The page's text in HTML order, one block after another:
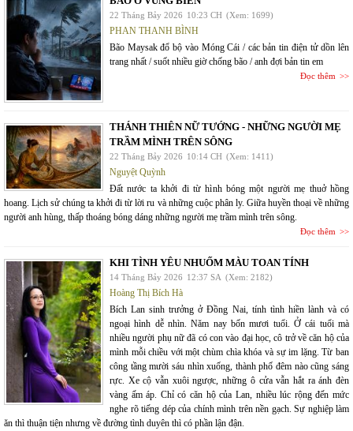
22 Tháng Bảy 2026 10:23 CH (Xem: 1699)
PHAN THANH BÌNH
Bão Maysak đổ bộ vào Móng Cái / các bản tin điện tử dồn lên
trang nhất / suốt nhiều giờ chống bão / anh đợi bản tin em
Đọc thêm
THÁNH THIÊN NỮ TƯỚNG - NHỮNG NGƯỜI MẸ
TRẦM MÌNH TRÊN SÔNG
22 Tháng Bảy 2026 10:14 CH (Xem: 1411)
Nguyệt Quỳnh
Đất nước ta khởi đi từ hình bóng một người mẹ thuở hồng
hoang. Lịch sử chúng ta khởi đi từ lời ru và những cuộc phân ly. Giữa huyền thoại về những
người anh hùng, thấp thoáng bóng dáng những người mẹ trầm mình trên sông.
Đọc thêm
KHI TÌNH YÊU NHUỐM MÀU TOAN TÍNH
14 Tháng Bảy 2026 12:37 SA (Xem: 2182)
Hoàng Thị Bích Hà
Bích Lan sinh trưởng ở Đồng Nai, tính tình hiền lành và có
ngoại hình dễ nhìn. Năm nay bốn mươi tuổi. Ở cái tuổi mà
nhiều người phụ nữ đã có con vào đại học, cô trở về căn hộ của
mình mỗi chiều với một chùm chìa khóa và sự im lặng. Từ ban
công tầng mười sáu nhìn xuống, thành phố đêm nào cũng sáng
rực. Xe cộ vẫn xuôi ngược, những ô cửa vẫn hắt ra ánh đèn
vàng ấm áp. Chỉ có căn hộ của Lan, nhiều lúc rộng đến mức
nghe rõ tiếng dép của chính mình trên nền gạch. Sự nghiệp làm
ăn thì thuận tiện nhưng về đường tình duyên thì có phần lận đận.